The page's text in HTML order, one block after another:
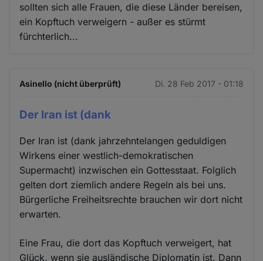
sollten sich alle Frauen, die diese Länder bereisen,
ein Kopftuch verweigern - außer es stürmt
fürchterlich...
Asinello (nicht überprüft) Di. 28 Feb 2017 - 01:18
Der Iran ist (dank
Der Iran ist (dank jahrzehntelangen geduldigen
Wirkens einer westlich-demokratischen
Supermacht) inzwischen ein Gottesstaat. Folglich
gelten dort ziemlich andere Regeln als bei uns.
Bürgerliche Freiheitsrechte brauchen wir dort nicht
erwarten.
Eine Frau, die dort das Kopftuch verweigert, hat
Glück, wenn sie ausländische Diplomatin ist. Dann